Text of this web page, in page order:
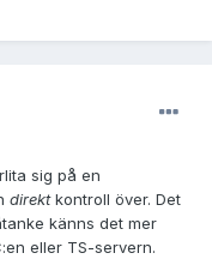
sig på en
direktkontroll över. Det
känns det mer
eller TS-servern.